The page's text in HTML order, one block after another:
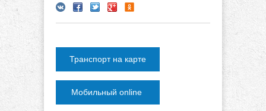
Транспорт на карте
Мобильный online